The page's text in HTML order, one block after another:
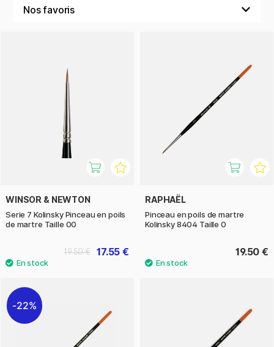
vous travailliez de manière professionnelle ou que vous
proposons également des pinceaux synthétiques de haute
qualité aux propriétés similaires, parfaits pour ceux qui
préfèrent une alternative respectueuse des animaux.
Entrez dans le monde des pinceaux et trouvez votre
nouveau favori parmi nos pinceaux en poils de martre !
WINSOR & NEWTON
Serie 7 Kolinsky Pinceau en poils
de martre Taille 00
17.55 €
19.50 €
RAPHAËL
Pinceau en poils de martre
Kolinsky 8404 Taille 0
19.50 €
22%